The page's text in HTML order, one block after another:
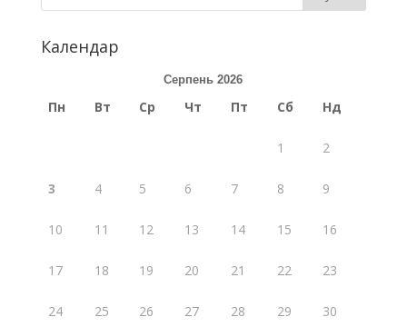
Календар
Серпень 2026
Пн Вт Ср Чт Пт Сб Нд
1 2
3 4 5 6 7 8 9
10 11 12 13 14 15 16
17 18 19 20 21 22 23
24 25 26 27 28 29 30